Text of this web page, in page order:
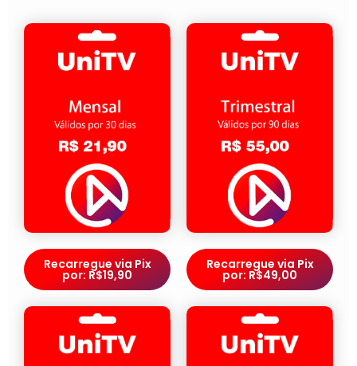
Recarregue via Pix
por: R$19,90
Recarregue via Pix
por: R$49,00